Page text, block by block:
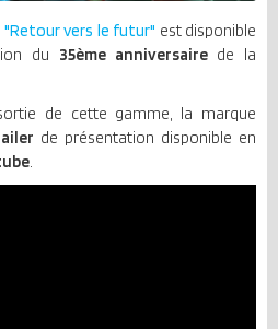
"Retour vers le futur" est disponible
du 35ème anniversairede la
de cette gamme, la marque
de présentation disponible en
.